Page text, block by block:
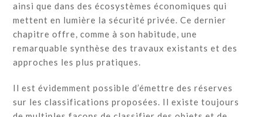
ainsi que dans des écosystèmes économiques qui
mettent en lumière la sécurité privée. Ce dernier
chapitre offre, comme à son habitude, une
remarquable synthèse des travaux existants et des
approches les plus pratiques.
Il est évidemment possible d’émettre des réserves
sur les classifications proposées. Il existe toujours